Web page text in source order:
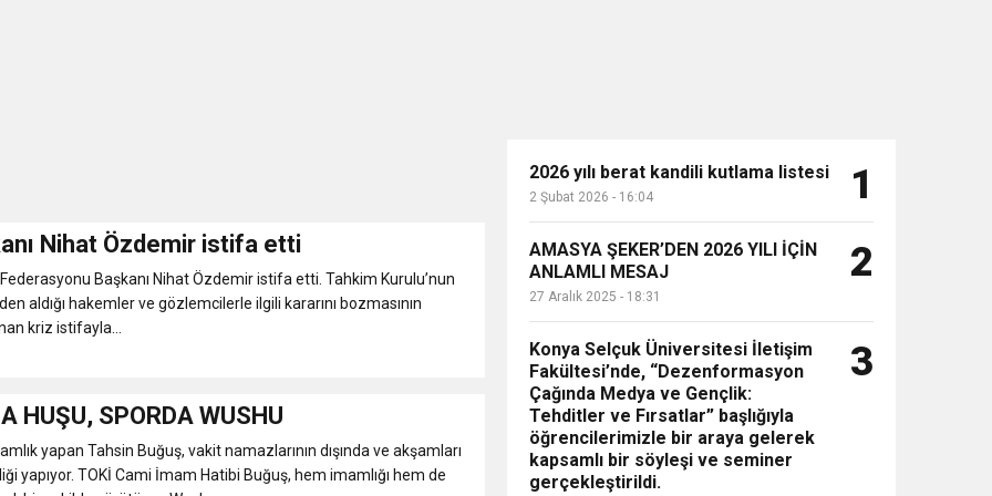
“Amasya’nın Gururları: Dereceye Giren Öğrenciler İçin Anlamlı Tören”
Festivali
listesi
Nihat Özdemir istifa etti
Başkanı Nihat Özdemir istifa etti. Tahkim Kurulu’nun
aldığı hakemler ve gözlemcilerle ilgili kararını bozmasının
kriz istifayla...
HUŞU, SPORDA WUSHU
yapan Tahsin Buğuş, vakit namazlarının dışında ve akşamları
yapıyor. TOKİ Cami İmam Hatibi Buğuş, hem imamlığı hem de
2026 yılı berat kandili kutlama listesi
2 Şubat 2026 - 16:04 1
AMASYA ŞEKER’DEN 2026 YILI İÇİN
ANLAMLI MESAJ
27 Aralık 2025 - 18:31
2
Konya Selçuk Üniversitesi İletişim
Fakültesi’nde, “Dezenformasyon
Çağında Medya ve Gençlik:
Tehditler ve Fırsatlar” başlığıyla
öğrencilerimizle bir araya gelerek
kapsamlı bir söyleşi ve seminer
gerçekleştirildi.
3